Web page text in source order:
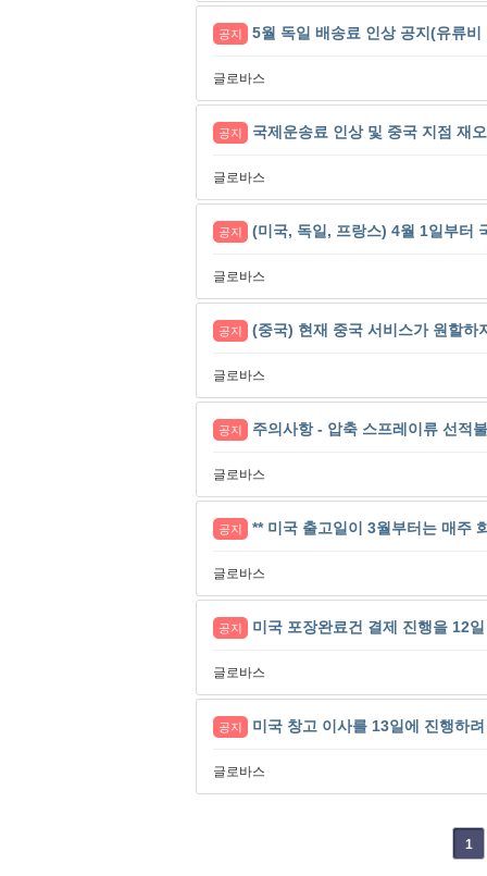
공지 5월 독일 배송료 인상 공지(유류비
글로바스
공지 국제운송료 인상 및 중국 지점 재
글로바스
공지 (미국, 독일, 프랑스) 4월 1일부터
글로바스
공지 (중국) 현재 중국 서비스가 원할
글로바스
공지 주의사항 - 압축 스프레이류 선적
글로바스
공지 ** 미국 출고일이 3월부터는 매주
글로바스
공지 미국 포장완료건 결제 진행을 12
글로바스
공지 미국 창고 이사를 13일에 진행하
글로바스
1